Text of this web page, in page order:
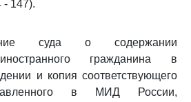
- 147).
суда о содержании
гражданина в
и копия соответствующего
в МИД России,